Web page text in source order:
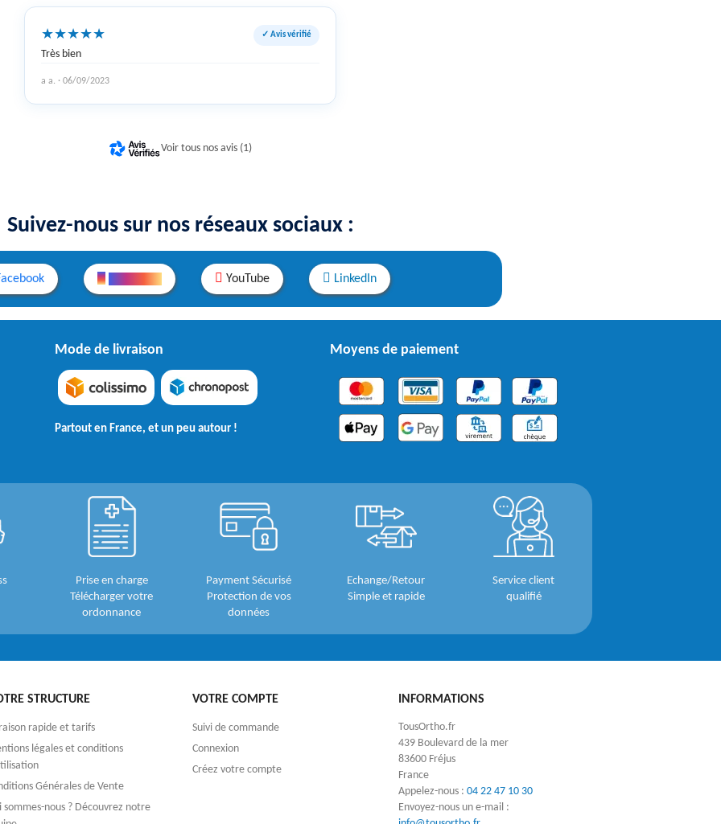
★★★★★ ✓ Avis vérifié
Très bien
a a. · 06/09/2023
Voir tous nos avis (1)
Suivez-nous sur nos réseaux sociaux :
YouTube LinkedIn
Mode de livraison
Partout en France, et un peu autour !
Moyens de paiement
Prise en charge
Télécharger votre
ordonnance
Payment Sécurisé
Protection de vos
données
Echange/Retour
Simple et rapide
Service client
qualifié
STRUCTURE
rapide et tarifs
légales et conditions
Générales de Vente
sommes-nous ? Découvrez notre
VOTRE COMPTE
Suivi de commande
Connexion
Créez votre compte
INFORMATIONS
TousOrtho.fr
439 Boulevard de la mer
83600 Fréjus
France
Appelez-nous : 04 22 47 10 30
Envoyez-nous un e-mail :